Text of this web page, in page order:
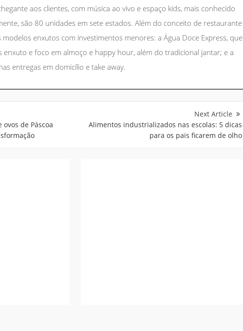
aos clientes, com música ao vivo e espaço kids, mais conhecido
são 80 unidades em sete estados. Além do conceito de restaurante
enxutos com investimentos menores: a Água Doce Express, que
enxuto e foco em almoço e happy hour, além do tradicional jantar; e a
entregas em domicílio e take away.
de Páscoa
Alimentos industrializados nas escolas: 5 dicas
para os pais ficarem de olho